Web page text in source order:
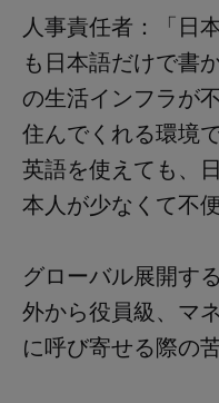
人事責任者：
「日
も日本語だけで書
の生活インフラが
住んでくれる環境
英語を使えても、
本人が少なくて不
グローバル展開す
外から役員級、マ
に呼び寄せる際の